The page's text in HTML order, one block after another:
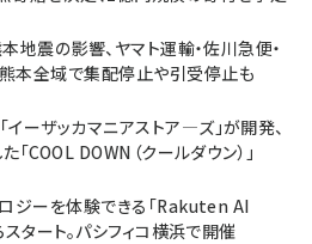
地震の影響、ヤマト運輸・佐川急便・
本全域で集配停止や引受停止も
ーザッカマニアストア―ズ」が開発、
「COOL DOWN（クールダウン）」
ジーを体験できる「Rakuten AI
タート。パシフィコ横浜で開催